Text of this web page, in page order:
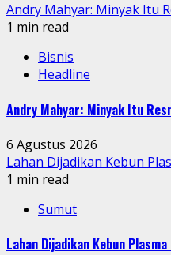
Andry Mahyar: Minyak Itu
1 min read
Bisnis
Headline
Andry Mahyar: Minyak Itu
6 Agustus 2026
Lahan Dijadikan Kebun
1 min read
Sumut
Lahan Dijadikan Kebun